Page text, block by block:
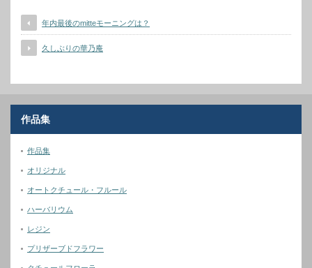
年内最後のmitteモーニングは？
久しぶりの華乃庵
作品集
作品集
オリジナル
オートクチュール・フルール
ハーバリウム
レジン
プリザーブドフラワー